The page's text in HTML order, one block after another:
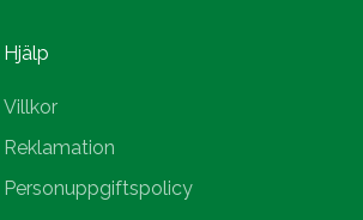
Hjälp
Villkor
Reklamation
Personuppgiftspolicy